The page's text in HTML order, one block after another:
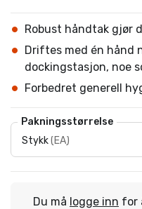
Robust håndtak gjør
Driftes med én hånd
dockingstasjon, noe
Forbedret generell
Pakningsstørrelse
Stykk(EA)
Du må logge inn for